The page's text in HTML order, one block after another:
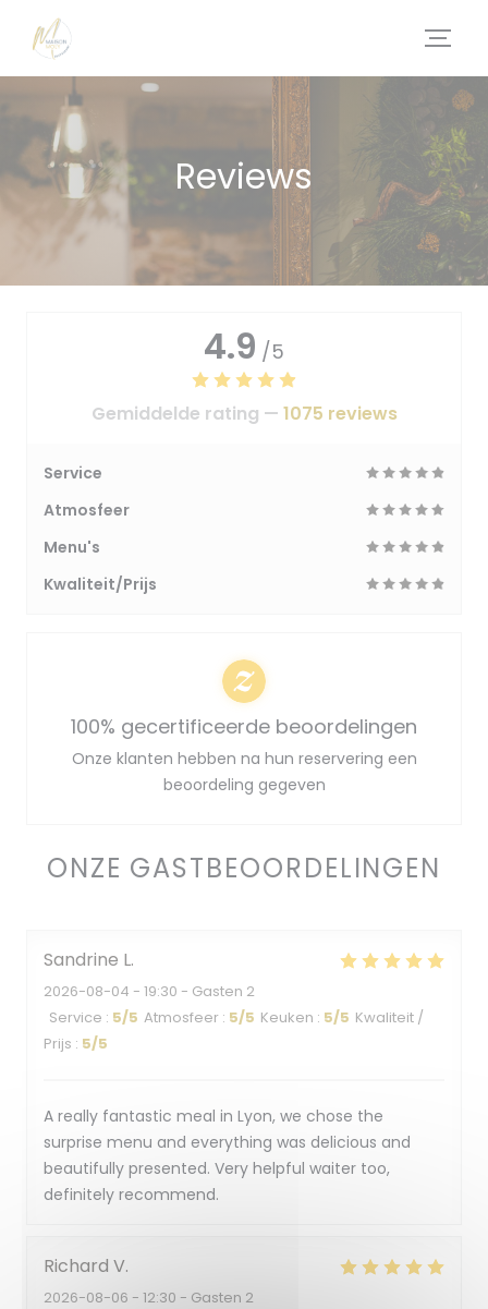
Cookies beheer paneel
Reviews
ONZE GASTBEOORDELINGEN
Sandrine L
2026-08-04 - 19:30 - Gasten 2
Service : 5/5 Atmosfeer : 5/5 Keuken : 5/5 Kwaliteit /
Prijs : 5/5
A really fantastic meal in Lyon, we chose the
surprise menu and everything was delicious and
beautifully presented. Very helpful waiter too,
definitely recommend.
Richard V
2026-08-06 - 12:30 - Gasten 2
4.9 /5
Gemiddelde rating — 1075 reviews
Service
Atmosfeer
Menu's
Kwaliteit/Prijs
100% gecertificeerde beoordelingen
Onze klanten hebben na hun reservering een
beoordeling gegeven